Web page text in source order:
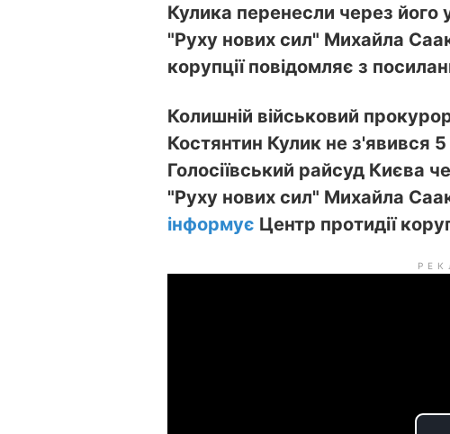
Кулика перенесли через його
"Руху нових сил" Михайла
корупції повідомляє з
Колишній військовий
Костянтин Кулик не з'явився
Голосіївський райсуд Києва
"Руху нових сил" Михайла
інформує Центр протидії